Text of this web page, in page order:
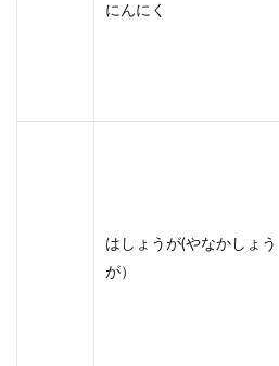
にんにく
はしょうが(やなかしょう
が）